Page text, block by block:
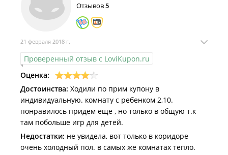
Отзывов5
21 февраля 2018 г.
Проверенный отзыв с LoviKupon.ru
Оценка:
Достоинства: Ходили по прим купону в
индивидуальную. комнату с ребенком 2,10.
понравилось придем еще , но только в общую т.к
там побольше игр для детей.
Недостатки: не увидела, вот только в коридоре
очень холодный пол. в самых же комнатах тепло.